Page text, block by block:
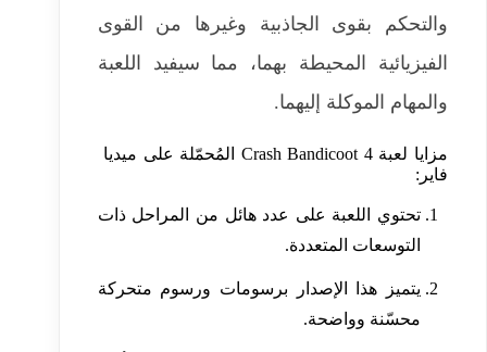
والتحكم بقوى الجاذبية وغيرها من القوى
الفيزيائية المحيطة بهما، مما سيفيد اللعبة
والمهام الموكلة إليهما.
مزايا لعبة Crash Bandicoot 4 المُحمّلة على ميديا ​​
فاير:
تحتوي اللعبة على عدد هائل من المراحل ذات
التوسعات المتعددة.
يتميز هذا الإصدار برسومات ورسوم متحركة
محسّنة وواضحة.